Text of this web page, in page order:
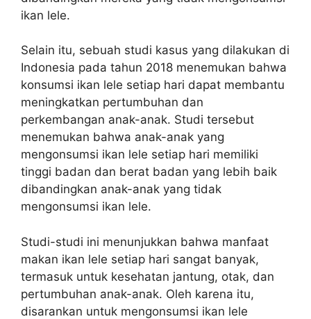
ikan lele.
Selain itu, sebuah studi kasus yang dilakukan di
Indonesia pada tahun 2018 menemukan bahwa
konsumsi ikan lele setiap hari dapat membantu
meningkatkan pertumbuhan dan
perkembangan anak-anak. Studi tersebut
menemukan bahwa anak-anak yang
mengonsumsi ikan lele setiap hari memiliki
tinggi badan dan berat badan yang lebih baik
dibandingkan anak-anak yang tidak
mengonsumsi ikan lele.
Studi-studi ini menunjukkan bahwa manfaat
makan ikan lele setiap hari sangat banyak,
termasuk untuk kesehatan jantung, otak, dan
pertumbuhan anak-anak. Oleh karena itu,
disarankan untuk mengonsumsi ikan lele